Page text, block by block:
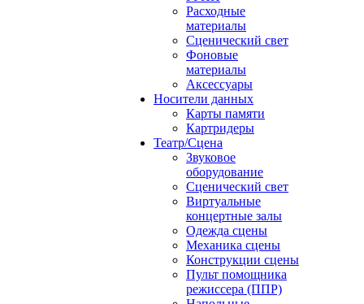
Расходные
материалы
Сценический свет
Фоновые
материалы
Аксессуары
Носители данных
Карты памяти
Картридеры
Театр/Сцена
Звуковое
оборудование
Сценический свет
Виртуальные
концертные залы
Одежда сцены
Механика сцены
Конструкции сцены
Пульт помощника
режиссера (ППР)